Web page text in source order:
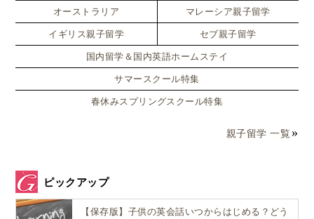
オーストラリア マレーシア親子留学
イギリス親子留学 セブ親子留学
国内留学＆国内英語ホームステイ
サマースクール特集
春休みスプリングスクール特集
親子留学 一覧
ピックアップ
【保存版】子供の英会話いつからはじめる？どう